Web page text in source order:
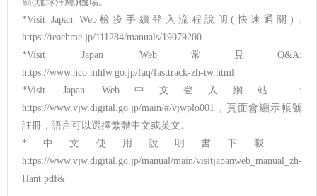
*Visit Japan Web檢疫手續登入流程說明(快速通關) :
https://teachme.jp/111284/manuals/19079200
*Visit Japan Web常見Q&A:
https://www.hco.mhlw.go.jp/faq/fasttrack-zh-tw.html
*Visit Japan Web中文登入網站 :
https://www.vjw.digital.go.jp/main/#/vjwplo001，頁面會顯示帳號
註冊，語言可以選擇繁體中文或英文。
*中文使用說明書下載 :
https://www.vjw.digital.go.jp/manual/main/visitjapanweb_manual_zh-
Hant.pdf&